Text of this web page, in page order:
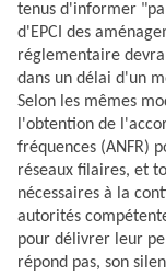
tenus d'informer
d'EPCI des
réglementaire
dans un délai d'un
Selon les mêmes
l'obtention de
fréquences (ANFR)
réseaux filaires, et
nécessaires à la
autorités
pour délivrer leur
répond pas, son